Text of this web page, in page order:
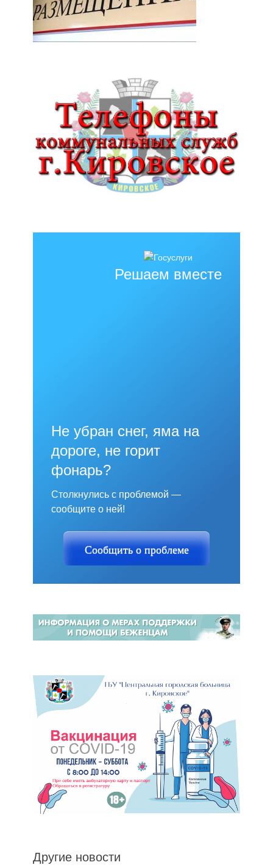
Решаем вместе
Не убран снег, яма на
дороге, не горит
фонарь?
Столкнулись с проблемой —
сообщите о ней!
Сообщить о проблеме
Другие новости